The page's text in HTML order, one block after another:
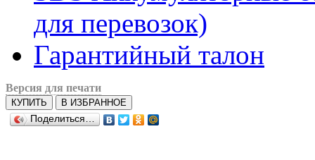
для перевозок)
Гарантийный талон
Версия для печати
КУПИТЬ
В ИЗБРАННОЕ
Поделиться…